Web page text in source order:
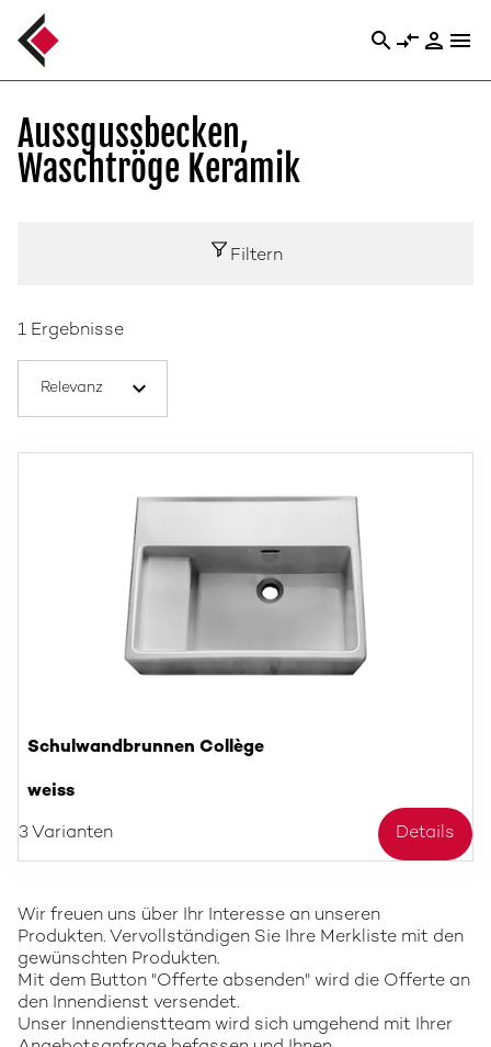
search compare_arrows person menu
Aussgussbecken,
Waschtröge Keramik
Filtern
1 Ergebnisse
Schulwandbrunnen Collège
weiss
3 Varianten Details
Wir freuen uns über Ihr Interesse an unseren
Produkten. Vervollständigen Sie Ihre Merkliste mit den
gewünschten Produkten.
Mit dem Button "Offerte absenden" wird die Offerte an
den Innendienst versendet.
Unser Innendienstteam wird sich umgehend mit Ihrer